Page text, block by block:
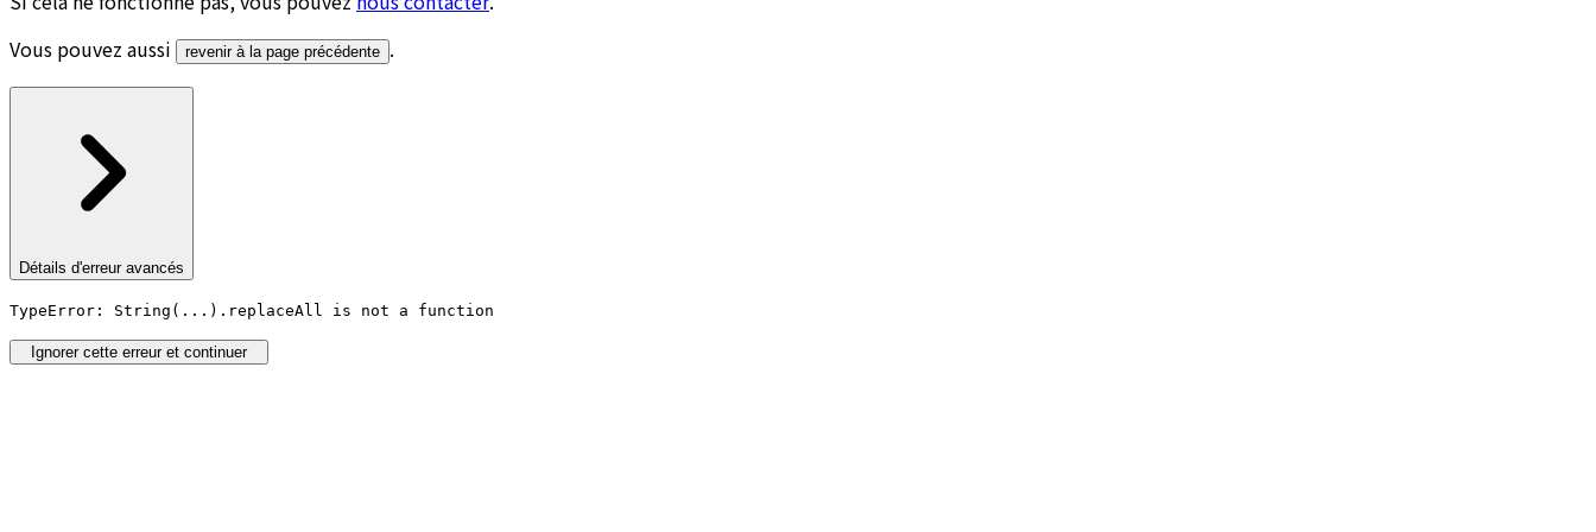
Vous pouvez aussi
revenir à la page précédente .
Détails d'erreur avancés
TypeError: String(...).replaceAll is not a function
Ignorer cette erreur et continuer